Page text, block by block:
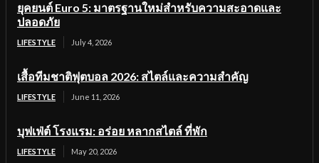
ยุคยนต์ Euro 5: มาตรฐานใหม่สำหรับความสะอาดและ
ปลอดภัย
LIFESTYLE July 4, 2026
เสื้อทีมชาติฟุตบอล 2026: สไตล์และความสำคัญ
LIFESTYLE June 11, 2026
บุฟเฟ่ต์ โรงแรม: อร่อย หลากสไตล์ ที่พัก
LIFESTYLE May 20, 2026